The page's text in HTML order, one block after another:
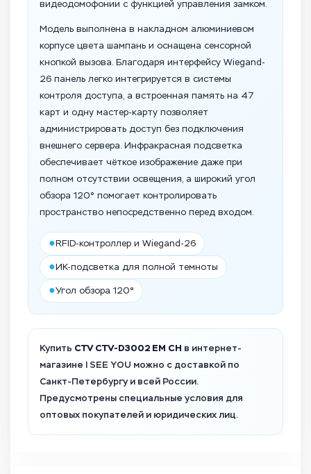
видеодомофонии с функцией управления замком.
Модель выполнена в накладном алюминиевом
корпусе цвета шампань и оснащена сенсорной
кнопкой вызова. Благодаря интерфейсу Wiegand-
26 панель легко интегрируется в системы
контроля доступа, а встроенная память на 47
карт и одну мастер-карту позволяет
администрировать доступ без подключения
внешнего сервера. Инфракрасная подсветка
обеспечивает чёткое изображение даже при
полном отсутствии освещения, а широкий угол
обзора 120° помогает контролировать
пространство непосредственно перед входом.
●RFID-контроллер и Wiegand-26
●ИК-подсветка для полной темноты
●Угол обзора 120°
Купить CTV CTV-D3002 EM CH в интернет-
магазине I SEE YOU можно с доставкой по
Санкт-Петербургу и всей России.
Предусмотрены специальные условия для
оптовых покупателей и юридических лиц.